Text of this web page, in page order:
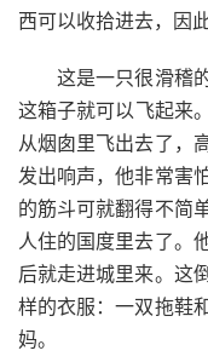
西可以收拾进去，因
这是一只很滑稽的
这箱子就可以飞起来
从烟囱里飞出去了，
发出响声，他非常害
的筋斗可就翻得不简
人住的国度里去了。
后就走进城里来。这
样的衣服：一双拖鞋
妈。